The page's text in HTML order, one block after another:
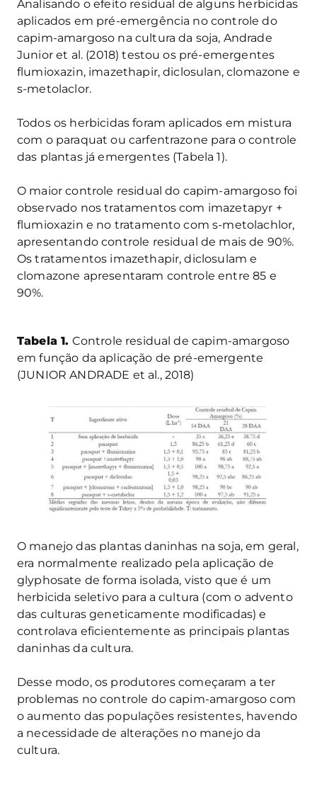
Analisando o efeito residual de alguns herbicidas
aplicados em pré-emergência no controle do
capim-amargoso na cultura da soja, Andrade
Junior et al. (2018) testou os pré-emergentes
flumioxazin, imazethapir, diclosulan, clomazone e
s-metolaclor.
Todos os herbicidas foram aplicados em mistura
com o paraquat ou carfentrazone para o controle
das plantas já emergentes (Tabela 1).
O maior controle residual do capim-amargoso foi
observado nos tratamentos com imazetapyr +
flumioxazin e no tratamento com s-metolachlor,
apresentando controle residual de mais de 90%.
Os tratamentos imazethapir, diclosulam e
clomazone apresentaram controle entre 85 e
90%.
Tabela 1. Controle residual de capim-amargoso
em função da aplicação de pré-emergente
(JUNIOR ANDRADE et al., 2018)
O manejo das plantas daninhas na soja, em geral,
era normalmente realizado pela aplicação de
glyphosate de forma isolada, visto que é um
herbicida seletivo para a cultura (com o advento
das culturas geneticamente modificadas) e
controlava eficientemente as principais plantas
daninhas da cultura.
Desse modo, os produtores começaram a ter
problemas no controle do capim-amargoso com
o aumento das populações resistentes, havendo
a necessidade de alterações no manejo da
cultura.